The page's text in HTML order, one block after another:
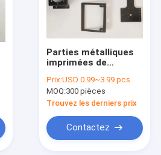
Parties métalliques
imprimées de
à la corrosion pour
usinage industriel
Prix:USD 0.99~3.99 pcs
MOQ:300 pièces
Trouvez les derniers prix
Contactez